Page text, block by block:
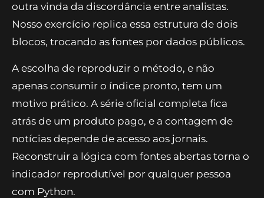
outra vinda da discordância entre analistas.
Nosso exercício replica essa estrutura de dois
blocos, trocando as fontes por dados públicos.
A escolha de reproduzir o método, e não
apenas consumir o índice pronto, tem um
motivo prático. A série oficial completa fica
atrás de um produto pago, e a contagem de
notícias depende de acesso aos jornais.
Reconstruir a lógica com fontes abertas torna o
indicador reprodutível por qualquer pessoa
com Python.